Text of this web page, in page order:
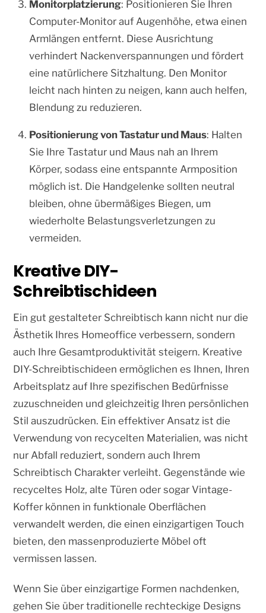
Monitorplatzierung: Positionieren Sie Ihren
Computer-Monitor auf Augenhöhe, etwa einen
Armlängen entfernt. Diese Ausrichtung
verhindert Nackenverspannungen und fördert
eine natürlichere Sitzhaltung. Den Monitor
leicht nach hinten zu neigen, kann auch helfen,
Blendung zu reduzieren.
Positionierung von Tastatur und Maus: Halten
Sie Ihre Tastatur und Maus nah an Ihrem
Körper, sodass eine entspannte Armposition
möglich ist. Die Handgelenke sollten neutral
bleiben, ohne übermäßiges Biegen, um
wiederholte Belastungsverletzungen zu
vermeiden.
Kreative DIY-
Schreibtischideen
Ein gut gestalteter Schreibtisch kann nicht nur die
Ästhetik Ihres Homeoffice verbessern, sondern
auch Ihre Gesamtproduktivität steigern. Kreative
DIY-Schreibtischideen ermöglichen es Ihnen, Ihren
Arbeitsplatz auf Ihre spezifischen Bedürfnisse
zuzuschneiden und gleichzeitig Ihren persönlichen
Stil auszudrücken. Ein effektiver Ansatz ist die
Verwendung von recycelten Materialien, was nicht
nur Abfall reduziert, sondern auch Ihrem
Schreibtisch Charakter verleiht. Gegenstände wie
recyceltes Holz, alte Türen oder sogar Vintage-
Koffer können in funktionale Oberflächen
verwandelt werden, die einen einzigartigen Touch
bieten, den massenproduzierte Möbel oft
vermissen lassen.
Wenn Sie über einzigartige Formen nachdenken,
gehen Sie über traditionelle rechteckige Designs